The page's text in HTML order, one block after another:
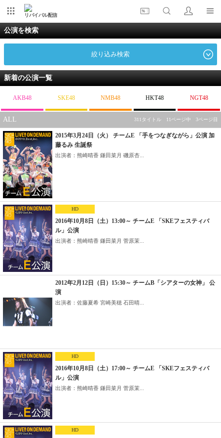
リバイバル配信
公演を検索
絞り込み検索
新着の公演一覧
AKB48 SKE48 NMB48 HKT48 NGT48
ALL 311タイトル 11ページ中 3ページ目
2015年3月24日（火） チームE 「手をつなぎながら」公演 加
藤るみ 生誕祭
出演者：熊崎晴香 鎌田菜月 磯原杏...
HD
2016年10月8日（土）13:00～ チームE 「SKEフェスティバ
ル」公演
出演者：熊崎晴香 鎌田菜月 菅原茉...
2012年2月12日（日）15:30～ チームB「シアターの女神」 公
演
出演者：佐藤夏希 宮崎美穂 石田晴...
HD
2016年10月8日（土）17:00～ チームE 「SKEフェスティバ
ル」公演
出演者：熊崎晴香 鎌田菜月 菅原茉...
HD